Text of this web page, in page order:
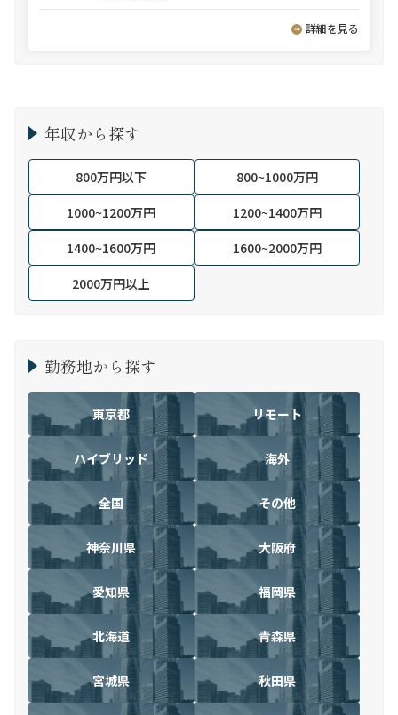
詳細を見る
年収から探す
800万円以下
800~1000万円
1000~1200万円
1200~1400万円
1400~1600万円
1600~2000万円
2000万円以上
勤務地から探す
東京都 リモート
ハイブリッド 海外
全国 その他
神奈川県 大阪府
愛知県 福岡県
北海道 青森県
宮城県 秋田県